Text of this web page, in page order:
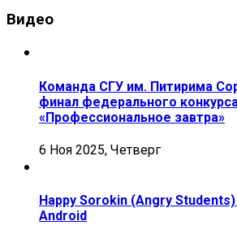
Видео
Команда СГУ им. Питирима
финал федерального конкурса
«Профессиональное завтра»
6 Ноя 2025, Четверг
Happy Sorokin (Angry
Android